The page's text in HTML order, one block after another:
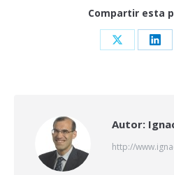
Compartir esta
Share
Autor:
http://